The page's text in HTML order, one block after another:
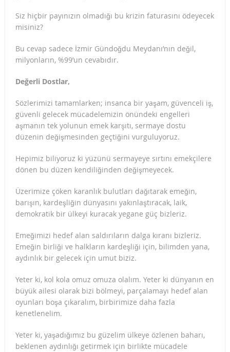
Siz hiçbir payınızın olmadığı bu krizin faturasını ödeyecek
misiniz?
Bu cevap sadece İzmir Gündoğdu Meydanı’nın değil,
milyonların, %99’un cevabıdır.
Değerli Dostlar,
Sözlerimizi tamamlarken; insanca bir yaşam, güvenceli iş,
güvenli gelecek mücadelemizin önündeki engelleri
aşmanın tek yolunun emek karşıtı, sermaye dostu
düzenin değişmesinden geçtiğini vurguluyoruz.
Hepimiz biliyoruz ki yüzünü sermayeye sırtını emekçilere
dönen bu düzen kendiliğinden değişmeyecek.
Üzerimize çöken karanlık bulutları dağıtarak emeğin,
barışın, kardeşliğin dünyasını yakınlaştıracak, laik,
demokratik bir ülkeyi kuracak yegane güç bizleriz.
Emeğimizi hedef alan saldırıların dalga kıranı bizleriz.
Emeğin birliği ve halkların kardeşliği için, bilimden yana,
aydınlık bir gelecek için umut biziz.
Yeter ki, kol kola omuz omuza olalım. Yeter ki dünyanın en
büyük ailesi olarak bizi bölmeyi, parçalamayı hedef alan
oyunları boşa çıkaralım, birbirimize daha fazla
kenetlenelim.
Yeter ki, yaşadığımız bu güzelim ülkeye özlenen baharı,
beklenen aydınlığı getirmek için birlikte mücadele